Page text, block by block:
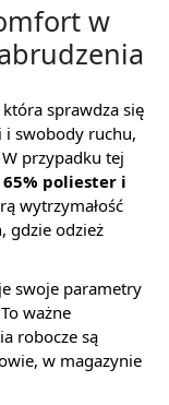
w
sprawdza się
i swobody ruchu,
przypadku tej
65% poliester i
wytrzymałość
gdzie odzież
swoje parametry
ważne
robocze są
w magazynie